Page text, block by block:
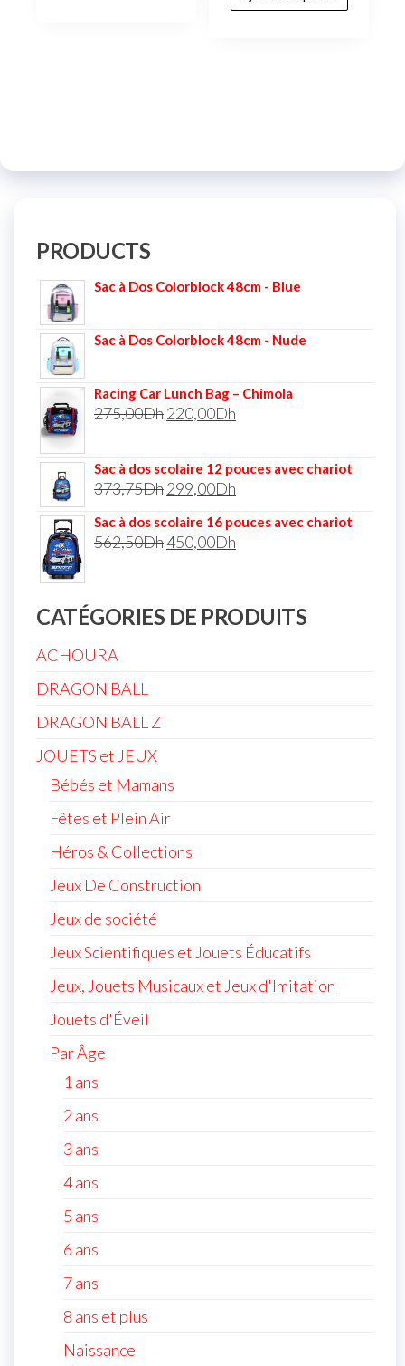
PRODUCTS
Sac à Dos Colorblock 48cm - Blue
Sac à Dos Colorblock 48cm - Nude
Racing Car Lunch Bag – Chimola
275,00Dh220,00Dh
Sac à dos scolaire 12 pouces avec chariot
373,75Dh299,00Dh
Sac à dos scolaire 16 pouces avec chariot
562,50Dh450,00Dh
CATÉGORIES DE PRODUITS
ACHOURA
DRAGON BALL
DRAGON BALL Z
JOUETS et JEUX
Bébés et Mamans
Fêtes et Plein Air
Héros & Collections
Jeux De Construction
Jeux de société
Jeux Scientifiques et Jouets Éducatifs
Jeux, Jouets Musicaux et Jeux d'Imitation
Jouets d'Éveil
Par Âge
1 ans
2 ans
3 ans
4 ans
5 ans
6 ans
7 ans
8 ans et plus
Naissance